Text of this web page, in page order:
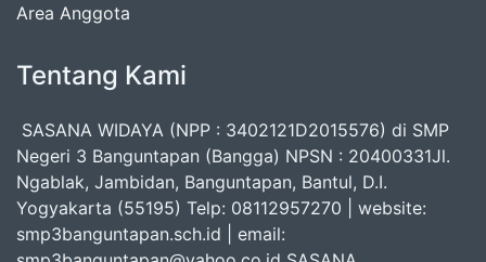
Area Anggota
Tentang Kami
SASANA WIDAYA (NPP : 3402121D2015576) di SMP
Negeri 3 Banguntapan (Bangga) NPSN : 20400331Jl.
Ngablak, Jambidan, Banguntapan, Bantul, D.I.
Yogyakarta (55195) Telp: 08112957270 | website:
smp3banguntapan.sch.id | email: